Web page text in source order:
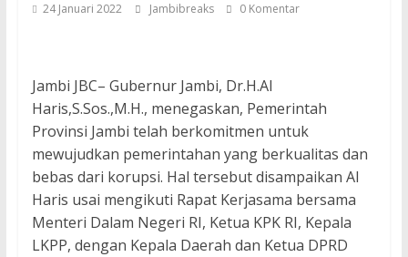
24 Januari 2022 Jambibreaks 0 Komentar
Jambi JBC– Gubernur Jambi, Dr.H.Al
Haris,S.Sos.,M.H., menegaskan, Pemerintah
Provinsi Jambi telah berkomitmen untuk
mewujudkan pemerintahan yang berkualitas dan
bebas dari korupsi. Hal tersebut disampaikan Al
Haris usai mengikuti Rapat Kerjasama bersama
Menteri Dalam Negeri RI, Ketua KPK RI, Kepala
LKPP, dengan Kepala Daerah dan Ketua DPRD